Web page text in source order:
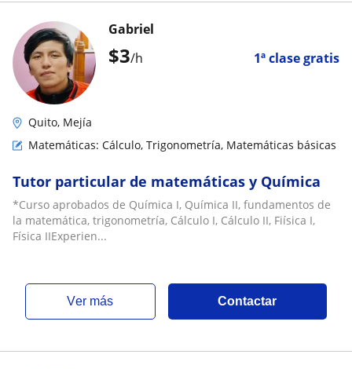
$3/h 1ª clase gratis
Gabriel
Quito, Mejía
Matemáticas: Cálculo, Trigonometría, Matemáticas básicas
Tutor particular de matemáticas y Química
*Curso aprobados de Química I, Química II, fundamentos de
la matemática, trigonometría, Cálculo I, Cálculo II, Fiísica I,
Física IIExperien...
ver más Contactar